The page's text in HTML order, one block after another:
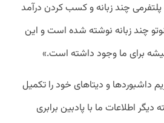
چند زبانه و کسب کردن درآمد
چند زبانه نوشته شده است و این
برای ما وجود داشته است.»
داشبوردها و دیتاهای خود را تکمیل
اطلاعات ما با پادبین برابری